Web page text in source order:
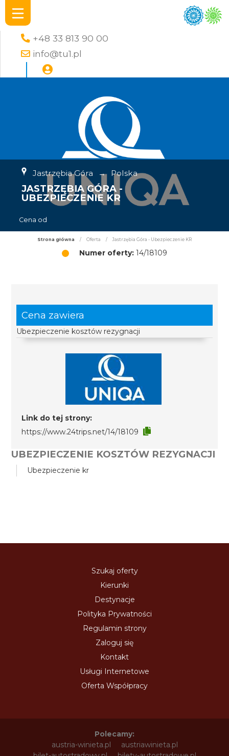
+48 33 813 90 00
info@tu1.pl
Jastrzębia Góra → Polska
JASTRZĘBIA GÓRA -
UBEZPIECZENIE KR
Cena od
Strona główna / Oferta / Jastrzębia Góra - Ubezpieczenie KR
Numer oferty: 14/18109
Cena zawiera
Ubezpieczenie kosztów rezygnacji
Link do tej strony:
https://www.24trips.net/14/18109
UBEZPIECZENIE KOSZTÓW REZYGNACJI
Ubezpieczenie kr
Szukaj oferty
Kierunki
Destynacje
Polityka Prywatności
Regulamin strony
Zaloguj się
Kontakt
Usługi Internetowe
Oferta Współpracy
Polecamy:
austria-winieta.pl
austriawinieta.pl